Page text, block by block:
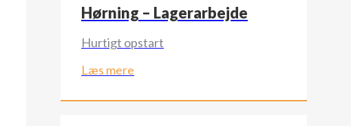
Hørning – Lagerarbejde
Hurtigt opstart
Læs mere